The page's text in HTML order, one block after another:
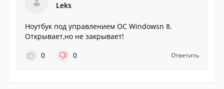
Leks
Ноутбук под управлением ОС Windowsn 8.
Открывает,но не закрывает!
0
0 Ответить